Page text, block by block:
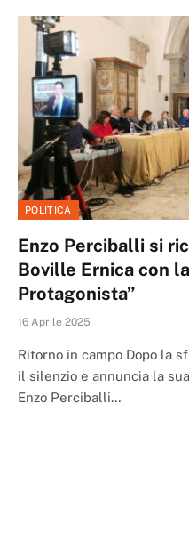
POLITICA
Enzo Perciballi si
Boville Ernica con
Protagonista”
16 Aprile 2025
Ritorno in campo Dopo la
il silenzio e annuncia la
Enzo Perciballi…